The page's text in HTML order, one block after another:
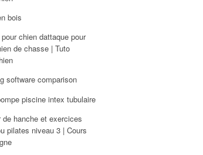
bois
chien dattaque pour
de chasse | Tuto
software comparison
piscine intex tubulaire
hanche et exercices
pilates niveau 3 | Cours